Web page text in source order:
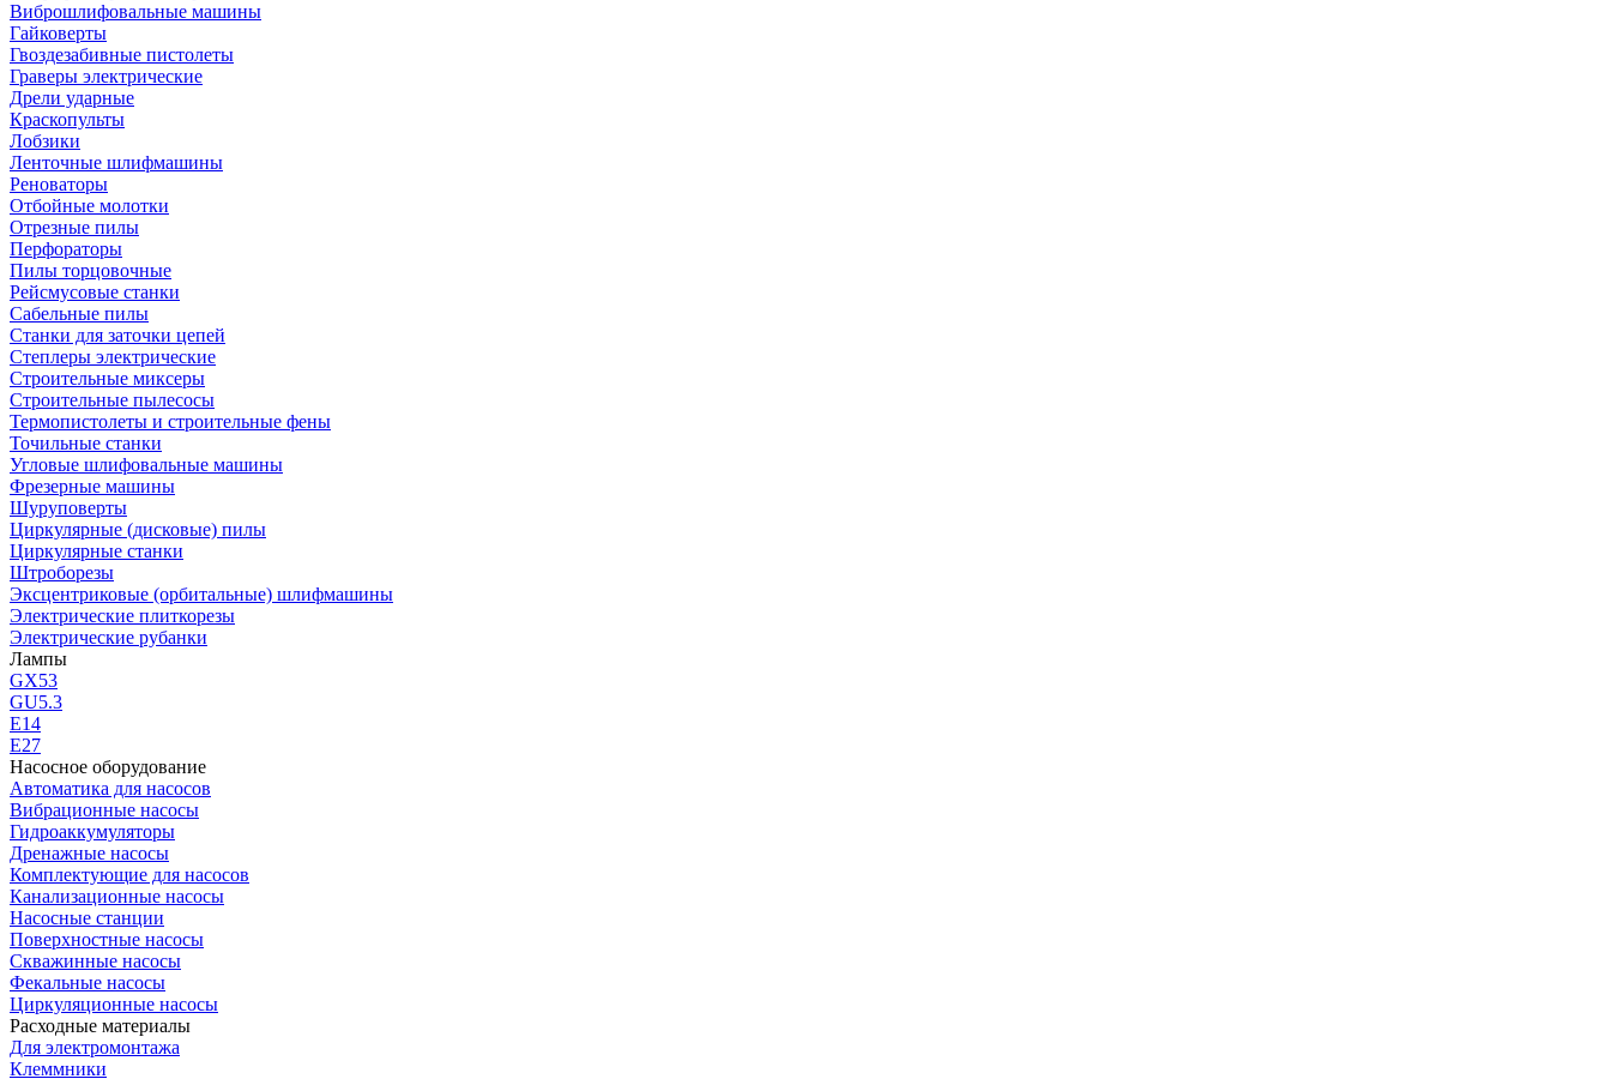
Виброшлифовальные машины
Гайковерты
Гвоздезабивные пистолеты
Граверы электрические
Дрели ударные
Краскопульты
Лобзики
Ленточные шлифмашины
Реноваторы
Отбойные молотки
Отрезные пилы
Перфораторы
Пилы торцовочные
Рейсмусовые станки
Сабельные пилы
Станки для заточки цепей
Степлеры электрические
Строительные миксеры
Строительные пылесосы
Термопистолеты и строительные фены
Точильные станки
Угловые шлифовальные машины
Фрезерные машины
Шуруповерты
Циркулярные (дисковые) пилы
Циркулярные станки
Штроборезы
Эксцентриковые (орбитальные) шлифмашины
Электрические плиткорезы
Электрические рубанки
Лампы
GX53
GU5.3
Е14
Е27
Насосное оборудование
Автоматика для насосов
Вибрационные насосы
Гидроаккумуляторы
Дренажные насосы
Комплектующие для насосов
Канализационные насосы
Насосные станции
Поверхностные насосы
Скважинные насосы
Фекальные насосы
Циркуляционные насосы
Расходные материалы
Для электромонтажа
Клеммники